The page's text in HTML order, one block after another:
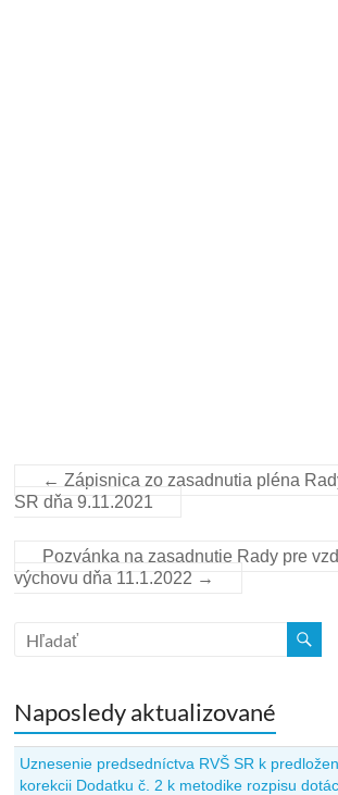
← Zápisnica zo zasadnutia pléna
SR dňa 9.11.2021
Pozvánka na zasadnutie Rady pre
výchovu dňa 11.1.2022 →
Naposledy aktualizované
Uznesenie predsedníctva RVŠ SR k
korekcii Dodatku č. 2 k metodike rozpisu